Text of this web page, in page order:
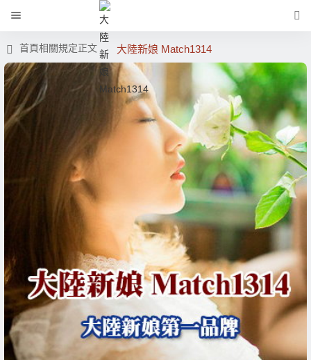
大陸新娘 Match1314
首頁相關規定正文